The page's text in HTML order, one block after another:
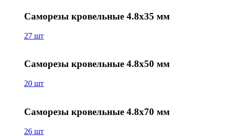
Саморезы кровельные 4.8х35 мм
27 шт
Саморезы кровельные 4.8х50 мм
20 шт
Саморезы кровельные 4.8х70 мм
26 шт